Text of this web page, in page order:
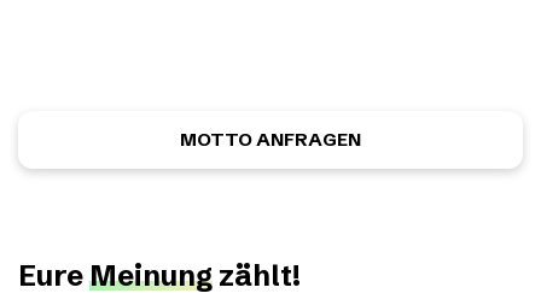
MOTTO ANFRAGEN
EureMeinung zählt!